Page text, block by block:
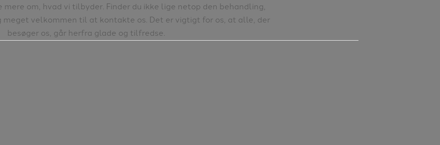
mere om, hvad vi tilbyder. Finder du ikke lige netop den behandling,
meget velkommen til at kontakte os. Det er vigtigt for os, at alle, der
besøger os, går herfra glade og tilfredse.